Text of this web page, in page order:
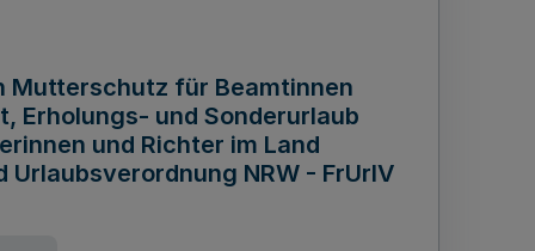
Mutterschutz für Beamtinnen
Erholungs- und Sonderurlaub
und Richter im Land
NRW - FrUrlV